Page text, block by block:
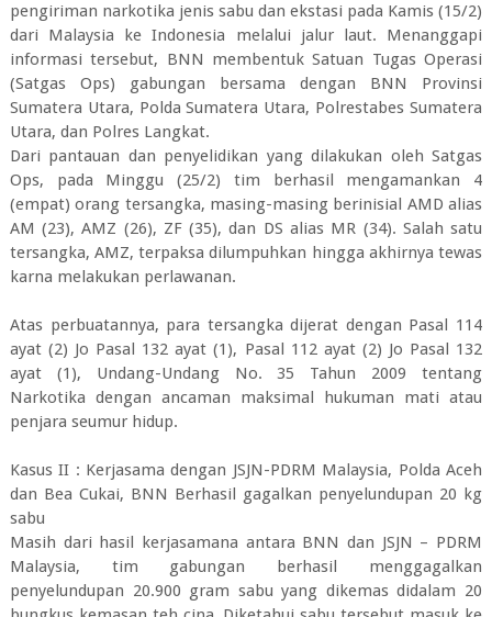
pengiriman narkotika jenis sabu dan ekstasi pada Kamis (15/2)
dari Malaysia ke Indonesia melalui jalur laut. Menanggapi
informasi tersebut, BNN membentuk Satuan Tugas Operasi
(Satgas Ops) gabungan bersama dengan BNN Provinsi
Sumatera Utara, Polda Sumatera Utara, Polrestabes Sumatera
Utara, dan Polres Langkat.
Dari pantauan dan penyelidikan yang dilakukan oleh Satgas
Ops, pada Minggu (25/2) tim berhasil mengamankan 4
(empat) orang tersangka, masing-masing berinisial AMD alias
AM (23), AMZ (26), ZF (35), dan DS alias MR (34). Salah satu
tersangka, AMZ, terpaksa dilumpuhkan hingga akhirnya tewas
karna melakukan perlawanan.
Atas perbuatannya, para tersangka dijerat dengan Pasal 114
ayat (2) Jo Pasal 132 ayat (1), Pasal 112 ayat (2) Jo Pasal 132
ayat (1), Undang-Undang No. 35 Tahun 2009 tentang
Narkotika dengan ancaman maksimal hukuman mati atau
penjara seumur hidup.
Kasus II : Kerjasama dengan JSJN-PDRM Malaysia, Polda Aceh
dan Bea Cukai, BNN Berhasil gagalkan penyelundupan 20 kg
sabu
Masih dari hasil kerjasamana antara BNN dan JSJN – PDRM
Malaysia, tim gabungan berhasil menggagalkan
penyelundupan 20.900 gram sabu yang dikemas didalam 20